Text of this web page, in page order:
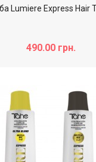
Lumiere Express Hair
490.00 грн.